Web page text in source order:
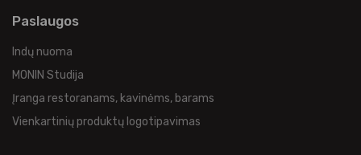
Paslaugos
Indų nuoma
MONIN Studija
Įranga restoranams, kavinėms, barams
Vienkartinių produktų logotipavimas